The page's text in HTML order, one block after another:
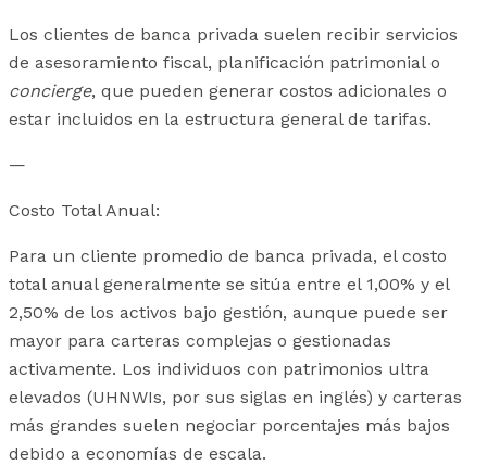
Los clientes de banca privada suelen recibir servicios
de asesoramiento fiscal, planificación patrimonial o
concierge, que pueden generar costos adicionales o
estar incluidos en la estructura general de tarifas.
—
Costo Total Anual:
Para un cliente promedio de banca privada, el costo
total anual generalmente se sitúa entre el 1,00% y el
2,50% de los activos bajo gestión, aunque puede ser
mayor para carteras complejas o gestionadas
activamente. Los individuos con patrimonios ultra
elevados (UHNWIs, por sus siglas en inglés) y carteras
más grandes suelen negociar porcentajes más bajos
debido a economías de escala.